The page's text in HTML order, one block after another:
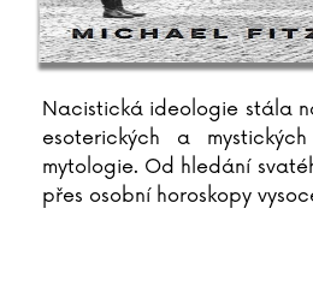
Nacistická ideologie stála
esoterických a
mytologie. Od hledání
přes osobní horoskopy